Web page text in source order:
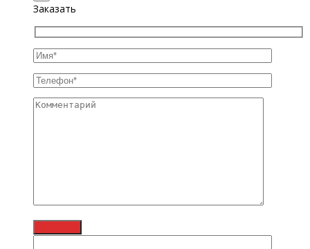
Заказать